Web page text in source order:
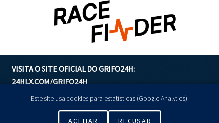
Este site usa cookies para estatísticas (Google Analytics).
ACEITAR RECUSAR
VISITA O SITE OFICIAL DO GRIFO24H:
24HLX.COM/GRIFO24H
GERIR COOKIES